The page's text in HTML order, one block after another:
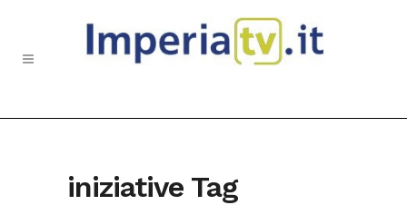
iniziative Tag